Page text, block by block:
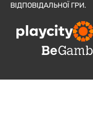
ВІДПОВІДАЛЬНОЇ ГРИ.